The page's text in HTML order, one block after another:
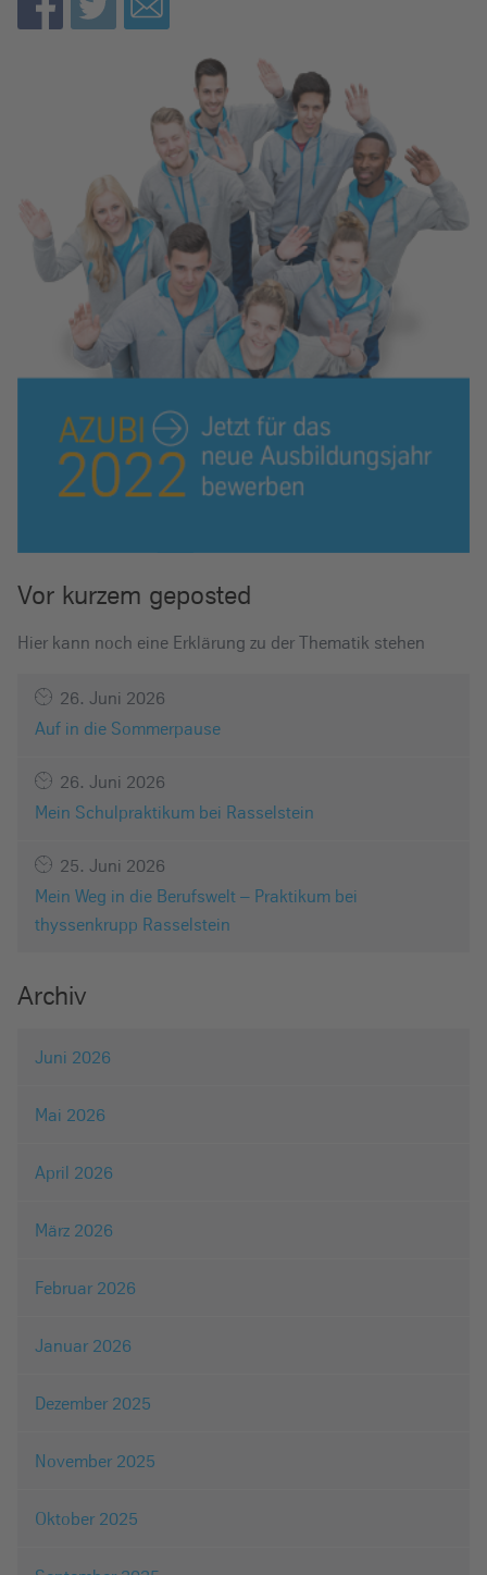
Vor kurzem geposted
Hier kann noch eine Erklärung zu der Thematik stehen
26. Juni 2026
Auf in die Sommerpause
26. Juni 2026
Mein Schulpraktikum bei Rasselstein
25. Juni 2026
Mein Weg in die Berufswelt – Praktikum bei
thyssenkrupp Rasselstein
Archiv
Juni 2026
Mai 2026
April 2026
März 2026
Februar 2026
Januar 2026
Dezember 2025
November 2025
Oktober 2025